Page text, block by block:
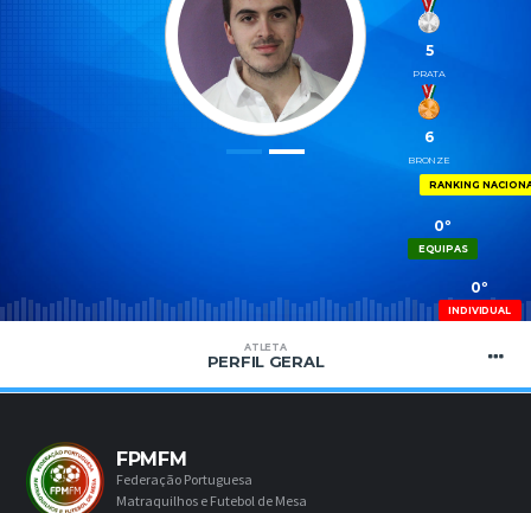
5
PRATA
6
BRONZE
RANKING
0º
EQUIPAS
0º
INDIVIDUAL
ATLETA
PERFIL GERAL
FPMFM
Federação Portuguesa
Matraquilhos e Futebol de Mesa